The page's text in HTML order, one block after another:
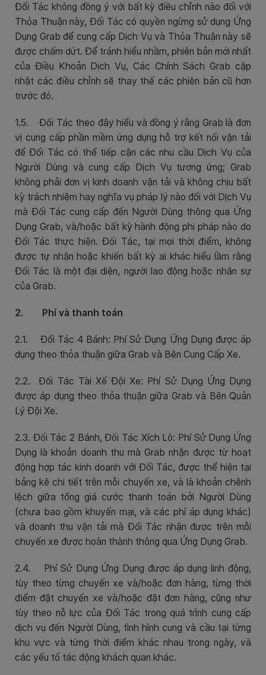
Đối Tác không đồng ý với bất kỳ điều chỉnh nào đối với
Thỏa Thuận này, Đối Tác có quyền ngừng sử dụng Ứng
Dụng Grab để cung cấp Dịch Vụ và Thỏa Thuận này sẽ
được chấm dứt. Để tránh hiểu nhầm, phiên bản mới nhất
của Điều Khoản Dịch Vụ, Các Chính Sách Grab cập
nhật các điều chỉnh sẽ thay thế các phiên bản cũ hơn
trước đó.
1.5. Đối Tác theo đây hiểu và đồng ý rằng Grab là đơn
vị cung cấp phần mềm ứng dụng hỗ trợ kết nối vận tải
để Đối Tác có thể tiếp cận các nhu cầu Dịch Vụ của
Người Dùng và cung cấp Dịch Vụ tương ứng; Grab
không phải đơn vị kinh doanh vận tải và không chịu bất
kỳ trách nhiệm hay nghĩa vụ pháp lý nào đối với Dịch Vụ
mà Đối Tác cung cấp đến Người Dùng thông qua Ứng
Dụng Grab, và/hoặc bất kỳ hành động phi pháp nào do
Đối Tác thực hiện. Đối Tác, tại mọi thời điểm, không
được tự nhận hoặc khiến bất kỳ ai khác hiểu lầm rằng
Đối Tác là một đại diện, người lao động hoặc nhân sự
của Grab.
2. Phí và thanh toán
2.1. Đối Tác 4 Bánh: Phí Sử Dụng Ứng Dụng được áp
dụng theo thỏa thuận giữa Grab và Bên Cung Cấp Xe.
2.2. Đối Tác Tài Xế Đội Xe: Phí Sử Dụng Ứng Dụng
được áp dụng theo thỏa thuận giữa Grab và Bên Quản
Lý Đội Xe.
2.3. Đối Tác 2 Bánh, Đối Tác Xích Lô: Phí Sử Dụng Ứng
Dụng là khoản doanh thu mà Grab nhận được từ hoạt
động hợp tác kinh doanh với Đối Tác, được thể hiện tại
bảng kê chi tiết trên mỗi chuyến xe, và là khoản chênh
lệch giữa tổng giá cước thanh toán bởi Người Dùng
(chưa bao gồm khuyến mại, và các phí áp dụng khác)
và doanh thu vận tải mà Đối Tác nhận được trên mỗi
chuyến xe được hoàn thành thông qua Ứng Dụng Grab.
2.4. Phí Sử Dụng Ứng Dụng được áp dụng linh động,
tùy theo từng chuyến xe và/hoặc đơn hàng, từng thời
điểm đặt chuyến xe và/hoặc đặt đơn hàng, cũng như
tùy theo nỗ lực của Đối Tác trong quá trình cung cấp
dịch vụ đến Người Dùng, tình hình cung và cầu tại từng
khu vực và từng thời điểm khác nhau trong ngày, và
các yếu tố tác động khách quan khác.